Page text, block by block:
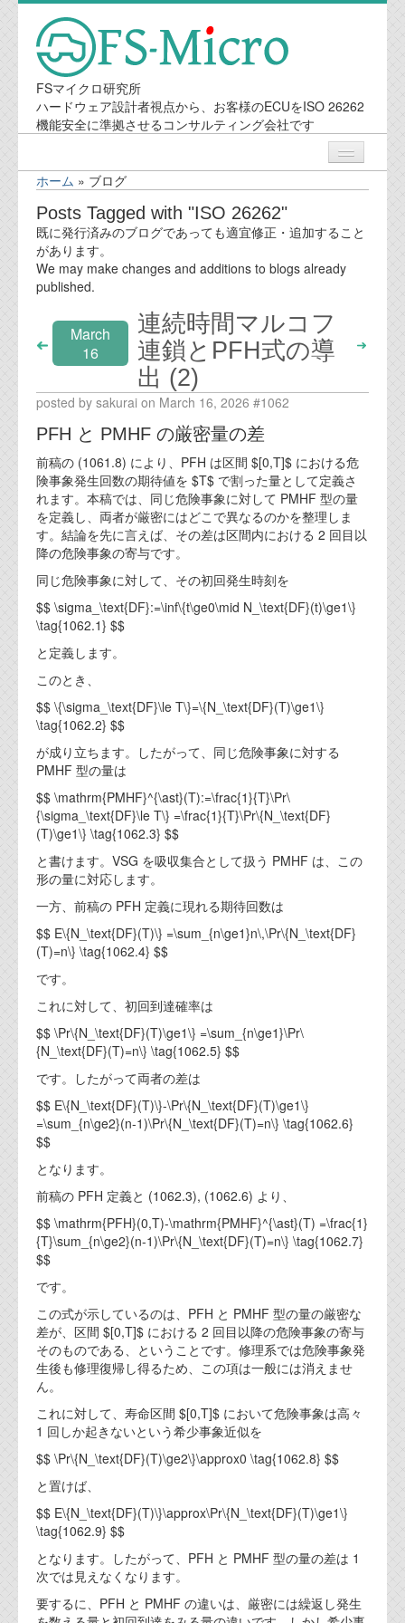
FSマイクロ研究所
ハードウェア設計者視点から、お客様のECUをISO 26262
機能安全に準拠させるコンサルティング会社です
ニュース
業務内容
会社案内
オフィス
実績
ブログ
機能安全ブログ
設計ブログ
テクノロジ
外部投稿記事
技術文書
ご希望の方は、お問い合わせページから
資料閲覧パスワードをお問い合わせ頂き
ログインをお願い致します。アカウント
機能安全用語集
オンラインショップ
お問い合わせ
お問い合わせフォーム
ホーム » ブログ
Posts Tagged with "ISO 26262"
既に発行済みのブログであっても適宜修正・追加すること
があります。
We may make changes and additions to blogs already
published.
March
16
連続時間マルコフ
連鎖とPFH式の導
出 (2)
posted by sakurai on March 16, 2026 #1062
PFH と PMHF の厳密量の差
前稿の (1061.8) により、PFH は区間 $[0,T]$ における危
険事象発生回数の期待値を $T$ で割った量として定義さ
れます。本稿では、同じ危険事象に対して PMHF 型の量
を定義し、両者が厳密にはどこで異なるのかを整理しま
す。結論を先に言えば、その差は区間内における 2 回目以
降の危険事象の寄与です。
同じ危険事象に対して、その初回発生時刻を
$$ \sigma_\text{DF}:=\inf\{t\ge0\mid N_\text{DF}(t)\ge1\}
\tag{1062.1} $$
と定義します。
このとき、
$$ \{\sigma_\text{DF}\le T\}=\{N_\text{DF}(T)\ge1\}
\tag{1062.2} $$
が成り立ちます。したがって、同じ危険事象に対する
PMHF 型の量は
$$ \mathrm{PMHF}^{\ast}(T):=\frac{1}{T}\Pr\
{\sigma_\text{DF}\le T\} =\frac{1}{T}\Pr\{N_\text{DF}
(T)\ge1\} \tag{1062.3} $$
と書けます。VSG を吸収集合として扱う PMHF は、この
形の量に対応します。
一方、前稿の PFH 定義に現れる期待回数は
$$ E\{N_\text{DF}(T)\} =\sum_{n\ge1}n\,\Pr\{N_\text{DF}
(T)=n\} \tag{1062.4} $$
です。
これに対して、初回到達確率は
$$ \Pr\{N_\text{DF}(T)\ge1\} =\sum_{n\ge1}\Pr\
{N_\text{DF}(T)=n\} \tag{1062.5} $$
です。したがって両者の差は
$$ E\{N_\text{DF}(T)\}-\Pr\{N_\text{DF}(T)\ge1\}
=\sum_{n\ge2}(n-1)\Pr\{N_\text{DF}(T)=n\} \tag{1062.6}
$$
となります。
前稿の PFH 定義と (1062.3), (1062.6) より、
$$ \mathrm{PFH}(0,T)-\mathrm{PMHF}^{\ast}(T) =\frac{1}
{T}\sum_{n\ge2}(n-1)\Pr\{N_\text{DF}(T)=n\} \tag{1062.7}
$$
です。
この式が示しているのは、PFH と PMHF 型の量の厳密な
差が、区間 $[0,T]$ における 2 回目以降の危険事象の寄与
そのものである、ということです。修理系では危険事象発
生後も修理復帰し得るため、この項は一般には消えませ
ん。
これに対して、寿命区間 $[0,T]$ において危険事象は高々
1 回しか起きないという希少事象近似を
$$ \Pr\{N_\text{DF}(T)\ge2\}\approx0 \tag{1062.8} $$
と置けば、
$$ E\{N_\text{DF}(T)\}\approx\Pr\{N_\text{DF}(T)\ge1\}
\tag{1062.9} $$
となります。したがって、PFH と PMHF 型の量の差は 1
次では見えなくなります。
要するに、PFH と PMHF の違いは、厳密には繰返し発生